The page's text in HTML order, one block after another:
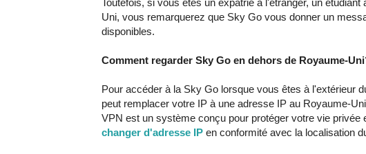
Uni, vous remarquerez que Sky Go vous donner un
disponibles.
Comment regarder Sky Go en dehors de Royaume-
Pour accéder à la Sky Go lorsque vous êtes à l'extérieur
peut remplacer votre IP à une adresse IP au Royaume-
VPN est un système conçu pour protéger votre vie privée
changer d'adresse IP en conformité avec la localisation